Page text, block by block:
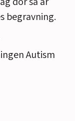
begravning.
Autism